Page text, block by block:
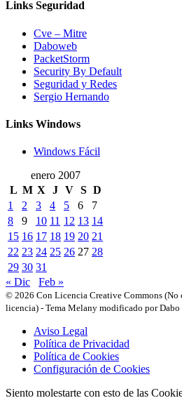
Links Seguridad
Cve – Mitre
Daboweb
PacketStorm
Security By Default
Seguridad y Redes
Sergio Hernando
Links Windows
Windows Fácil
enero 2007
L M X J V S D
1
2 3 4 5 6
7
8
9 10 11 12 13 14
15 16 17 18 19 20 21
22 23 24 25 26 27 28
29 30 31
« Dic
Feb »
© 2026 Con Licencia Creative Commons
licencia) - Tema Melany modificado por Dabo
Aviso Legal
Política de Privacidad
Política de Cookies
Configuración de Cookies
Siento molestarte con esto de las